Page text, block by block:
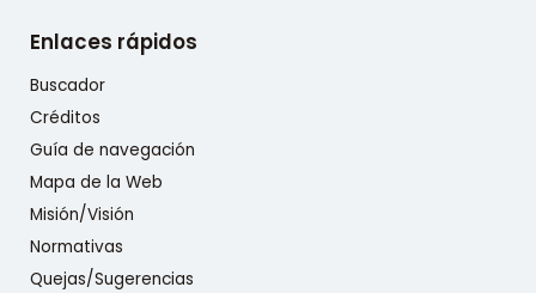
Enlaces rápidos
Buscador
Créditos
Guía de navegación
Mapa de la Web
Misión/Visión
Normativas
Quejas/Sugerencias